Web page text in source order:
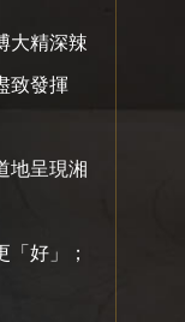
大精深辣
致發揮
地呈現湘
好」；